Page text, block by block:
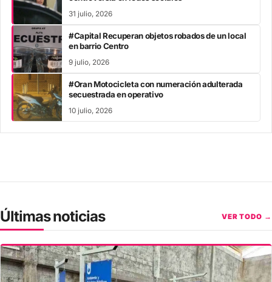
31 julio, 2026
#Capital Recuperan objetos robados de un local
en barrio Centro
9 julio, 2026
#Oran Motocicleta con numeración adulterada
secuestrada en operativo
10 julio, 2026
Últimas noticias VER TODO →